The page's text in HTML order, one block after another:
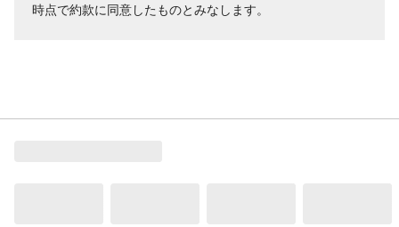
時点で約款に同意したものとみなします。